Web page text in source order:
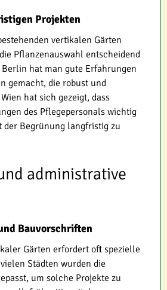
Projekten
vertikalen Gärten
Pflanzenauswahl entscheidend
hat man gute Erfahrungen
gemacht, die robust und
hat sich gezeigt, dass
des Pflegepersonals wichtig
der Begrünung langfristig zu
administrative
Bauvorschriften
Gärten erfordert oft spezielle
Städten wurden die
um solche Projekte zu